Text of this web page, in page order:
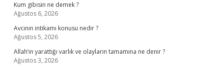
Kum gibisin ne demek ?
Ağustos 6, 2026
Avcının intikamı konusu nedir ?
Ağustos 5, 2026
Allah’ın yarattığı varlık ve olaylarin tamamına ne denir ?
Ağustos 3, 2026